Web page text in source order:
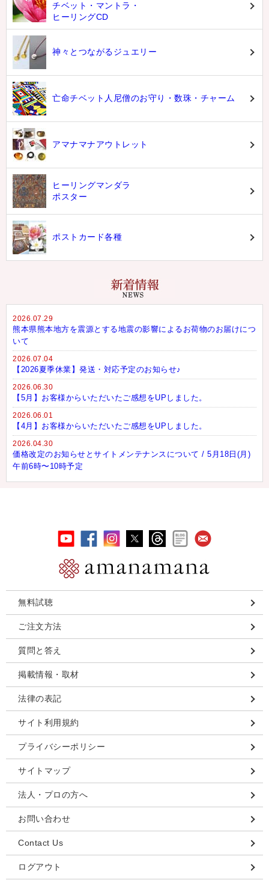
チベット・マントラ・
ヒーリングCD
神々とつながるジュエリー
亡命チベット人尼僧のお守り・数珠・チャーム
アマナマナアウトレット
ヒーリングマンダラ
ポスター
ポストカード各種
2026.07.29
熊本県熊本地方を震源とする地震の影響によるお荷物のお届けにつ
いて
2026.07.04
【2026夏季休業】発送・対応予定のお知らせ♪
2026.06.30
【5月】お客様からいただいたご感想をUPしました。
2026.06.01
【4月】お客様からいただいたご感想をUPしました。
2026.04.30
価格改定のお知らせとサイトメンテナンスについて / 5月18日(月)
午前6時〜10時予定
無料試聴
ご注文方法
質問と答え
掲載情報・取材
法律の表記
サイト利用規約
プライバシーポリシー
サイトマップ
法人・プロの方へ
お問い合わせ
Contact Us
ログアウト